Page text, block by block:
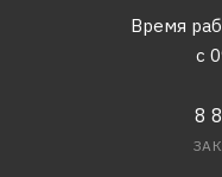
Время
с
8